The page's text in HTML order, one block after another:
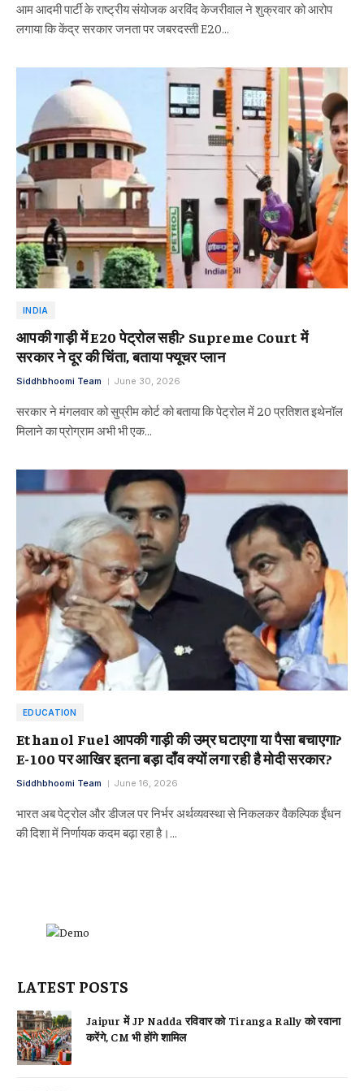
आम आदमी पार्टी के राष्ट्रीय संयोजक अरविंद केजरीवाल ने शुक्रवार को आरोप
लगाया कि केंद्र सरकार जनता पर जबरदस्ती E20…
INDIA
आपकी गाड़ी में E20 पेट्रोल सही? Supreme Court में
सरकार ने दूर की चिंता, बताया फ्यूचर प्लान
Siddhbhoomi Team June 30, 2026
सरकार ने मंगलवार को सुप्रीम कोर्ट को बताया कि पेट्रोल में 20 प्रतिशत इथेनॉल
मिलाने का प्रोग्राम अभी भी एक…
EDUCATION
Ethanol Fuel आपकी गाड़ी की उम्र घटाएगा या पैसा बचाएगा?
E-100 पर आखिर इतना बड़ा दाँव क्यों लगा रही है मोदी सरकार?
Siddhbhoomi Team June 16, 2026
भारत अब पेट्रोल और डीजल पर निर्भर अर्थव्यवस्था से निकलकर वैकल्पिक ईंधन
की दिशा में निर्णायक कदम बढ़ा रहा है।…
LATEST POSTS
Jaipur में JP Nadda रविवार को Tiranga Rally को रवाना
करेंगे, CM भी होंगे शामिल